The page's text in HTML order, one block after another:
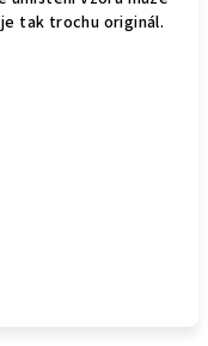
tak trochu originál.